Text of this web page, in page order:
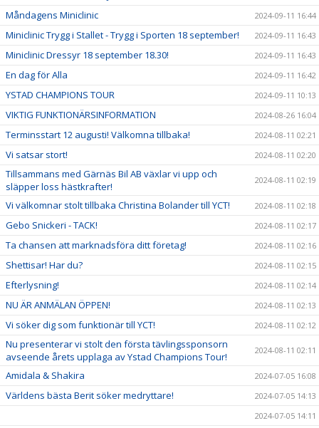
Måndagens Miniclinic 2024-09-11 16:44
Miniclinic Trygg i Stallet - Trygg i Sporten 18 september! 2024-09-11 16:43
Miniclinic Dressyr 18 september 18.30! 2024-09-11 16:43
En dag för Alla 2024-09-11 16:42
YSTAD CHAMPIONS TOUR 2024-09-11 10:13
VIKTIG FUNKTIONÄRSINFORMATION 2024-08-26 16:04
Terminsstart 12 augusti! Välkomna tillbaka! 2024-08-11 02:21
Vi satsar stort! 2024-08-11 02:20
Tillsammans med Gärnäs Bil AB växlar vi upp och
släpper loss hästkrafter!
2024-08-11 02:19
Vi välkomnar stolt tillbaka Christina Bolander till YCT! 2024-08-11 02:18
Gebo Snickeri - TACK! 2024-08-11 02:17
Ta chansen att marknadsföra ditt företag! 2024-08-11 02:16
Shettisar! Har du? 2024-08-11 02:15
Efterlysning! 2024-08-11 02:14
NU ÄR ANMÄLAN ÖPPEN! 2024-08-11 02:13
Vi söker dig som funktionär till YCT! 2024-08-11 02:12
Nu presenterar vi stolt den första tävlingssponsorn
avseende årets upplaga av Ystad Champions Tour!
2024-08-11 02:11
Amidala & Shakira 2024-07-05 16:08
Världens bästa Berit söker medryttare!
2024-07-05 14:13
2024-07-05 14:11